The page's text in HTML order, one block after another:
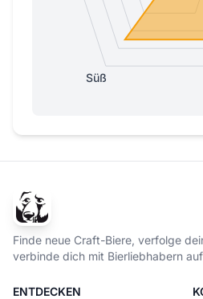
Süß
Finde neue Craft-Biere, verfolge
verbinde dich mit Bierliebhabern
ENTDECKEN